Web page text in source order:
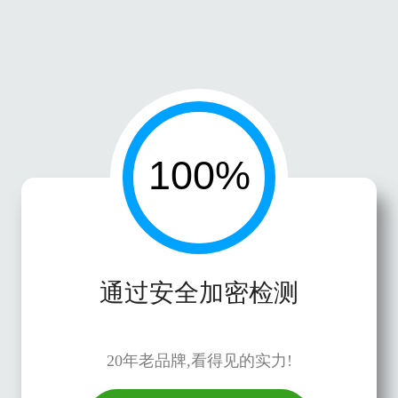
通过安全加密检测
20年老品牌,看得见的实力!